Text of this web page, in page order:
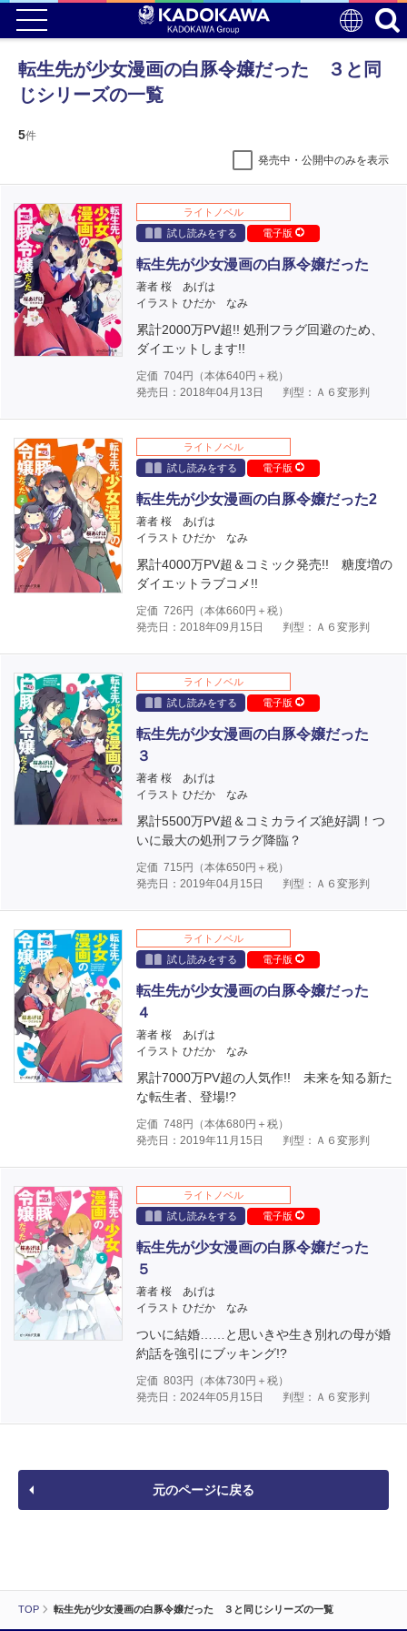
TOP 転生先が少女漫画の白豚令嬢だった ３と同じシリーズの一覧
転生先が少女漫画の白豚令嬢だった ３と同
じシリーズの一覧
5件
発売中・公開中のみを表示
ライトノベル
試し読みをする
電子版
転生先が少女漫画の白豚令嬢だった
著者 桜 あげは
イラスト ひだか なみ
累計2000万PV超!! 処刑フラグ回避のため、
ダイエットします!!
定価 704円（本体640円＋税）
発売日：2018年04月13日
判型：Ａ６変形判
ライトノベル
試し読みをする
電子版
転生先が少女漫画の白豚令嬢だった2
著者 桜 あげは
イラスト ひだか なみ
累計4000万PV超＆コミック発売!! 糖度増の
ダイエットラブコメ!!
定価 726 円（本体660円＋税）
発売日：2018年09月15日
判型：Ａ６変形判
ライトノベル
試し読みをする
電子版
転生先が少女漫画の白豚令嬢だった
３
著者 桜 あげは
イラスト ひだか なみ
累計5500万PV超＆コミカライズ絶好調！つ
いに最大の処刑フラグ降臨？
定価 715 円（本体650円＋税）
発売日：2019年04月15日
判型：Ａ６変形判
ライトノベル
試し読みをする
電子版
転生先が少女漫画の白豚令嬢だった
４
著者 桜 あげは
イラスト ひだか なみ
累計7000万PV超の人気作!! 未来を知る新た
な転生者、登場!?
定価 748 円（本体680円＋税）
発売日：2019年11月15日
判型：Ａ６変形判
ライトノベル
試し読みをする
電子版
転生先が少女漫画の白豚令嬢だった
５
著者 桜 あげは
イラスト ひだか なみ
ついに結婚……と思いきや生き別れの母が婚
約話を強引にブッキング!?
定価 803 円（本体730円＋税）
発売日：2024年05月15日
判型：Ａ６変形判
元のページに戻る